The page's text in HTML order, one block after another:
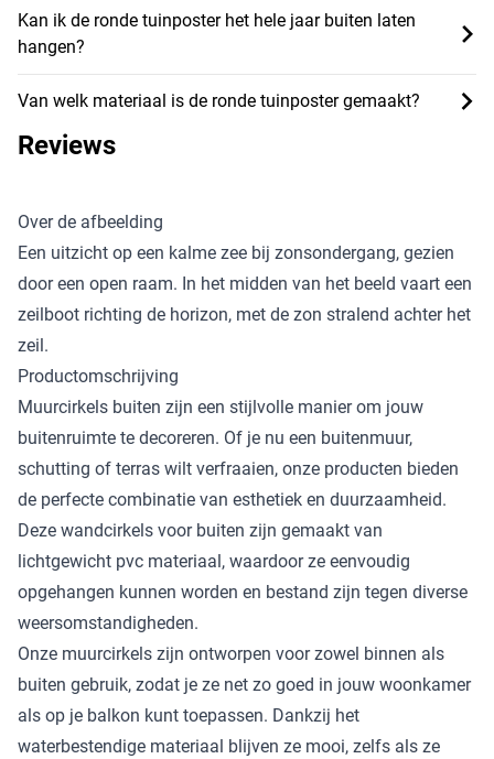
Kan ik de ronde tuinposter het hele jaar buiten laten
hangen?
Van welk materiaal is de ronde tuinposter gemaakt?
Reviews
Over de afbeelding
Een uitzicht op een kalme zee bij zonsondergang, gezien
door een open raam. In het midden van het beeld vaart een
zeilboot richting de horizon, met de zon stralend achter het
zeil.
Productomschrijving
Muurcirkels buiten zijn een stijlvolle manier om jouw
buitenruimte te decoreren. Of je nu een buitenmuur,
schutting of terras wilt verfraaien, onze producten bieden
de perfecte combinatie van esthetiek en duurzaamheid.
Deze wandcirkels voor buiten zijn gemaakt van
lichtgewicht pvc materiaal, waardoor ze eenvoudig
opgehangen kunnen worden en bestand zijn tegen diverse
weersomstandigheden.
Onze muurcirkels zijn ontworpen voor zowel binnen als
buiten gebruik, zodat je ze net zo goed in jouw woonkamer
als op je balkon kunt toepassen. Dankzij het
waterbestendige materiaal blijven ze mooi, zelfs als ze